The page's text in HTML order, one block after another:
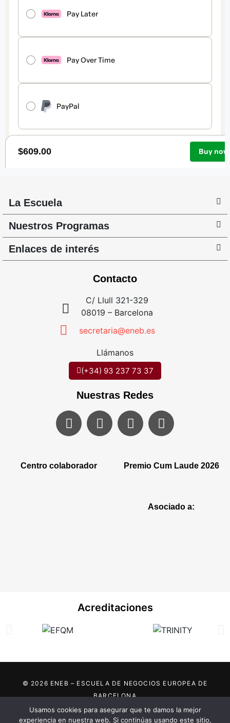
La Escuela
Nuestros Programas
Enlaces de interés
Contacto
C/ Llull 321-329
08019 – Barcelona
secretaria@eneb.es
Llámanos
(+34) 93 237 73 37
Nuestras Redes
Centro colaborador Premio Cum Laude 2026
Asociado a:
Acreditaciones
© 2026 ENEB – ESCUELA DE NEGOCIOS EUROPEA DE
BARCELONA
Marca registrada por:
Usamos cookies para asegurar que te damos la mejor
experiencia en nuestra web. Si continúas usando este sitio,